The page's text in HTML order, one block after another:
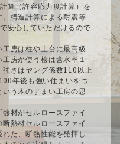
算（許容応力度計算）を
構造計算による耐震等
安心していただけるので
房は柱や土台に最高級
房が使う桧は含水率１
強さはヤング係数110以上
年後も強い住まいをつ
う木のすまい工房の思
材がセルロースファイ
熱材セルロースファイ
た、断熱性能を発揮し